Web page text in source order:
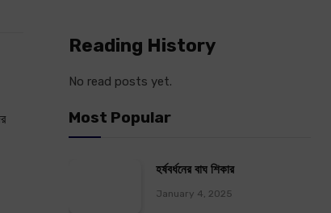
Reading History
No read posts yet.
Most Popular
হর্ষবর্ধনের বাঘ শিকার
January 4, 2025